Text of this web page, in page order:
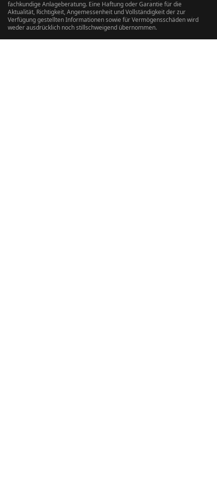
fachkundige Anlageberatung. Eine Haftung oder Garantie für die
Aktualität, Richtigkeit, Angemessenheit und Vollständigkeit der zur
Verfügung gestellten Informationen sowie für Vermögensschäden wird
weder ausdrücklich noch stillschweigend übernommen.